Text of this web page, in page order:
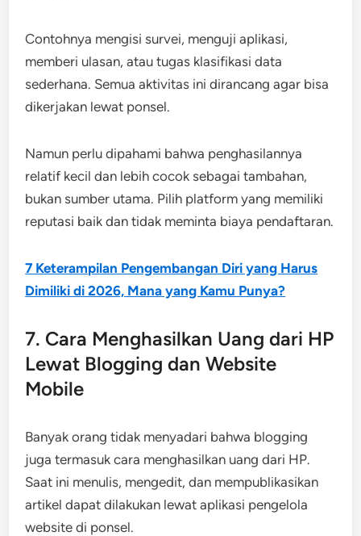
Contohnya mengisi survei, menguji aplikasi,
memberi ulasan, atau tugas klasifikasi data
sederhana. Semua aktivitas ini dirancang agar bisa
dikerjakan lewat ponsel.
Namun perlu dipahami bahwa penghasilannya
relatif kecil dan lebih cocok sebagai tambahan,
bukan sumber utama. Pilih platform yang memiliki
reputasi baik dan tidak meminta biaya pendaftaran.
7 Keterampilan Pengembangan Diri yang Harus
Dimiliki di 2026, Mana yang Kamu Punya?
7. Cara Menghasilkan Uang dari HP
Lewat Blogging dan Website
Mobile
Banyak orang tidak menyadari bahwa blogging
juga termasuk cara menghasilkan uang dari HP.
Saat ini menulis, mengedit, dan mempublikasikan
artikel dapat dilakukan lewat aplikasi pengelola
website di ponsel.